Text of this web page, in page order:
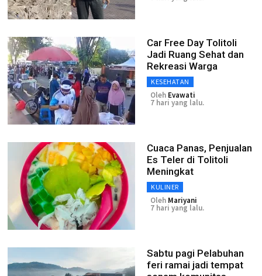
Car Free Day Tolitoli
Jadi Ruang Sehat dan
Rekreasi Warga
KESEHATAN
Oleh Evawati
7 hari yang lalu.
Cuaca Panas, Penjualan
Es Teler di Tolitoli
Meningkat
KULINER
Oleh Mariyani
7 hari yang lalu.
Sabtu pagi Pelabuhan
feri ramai jadi tempat